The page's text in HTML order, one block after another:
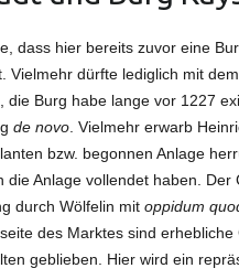
dass hier bereits zuvor eine
Vielmehr dürfte lediglich mit
die Burg habe lange vor 1227
de novo . Vielmehr erwarb
bzw. begonnen Anlage
die Anlage vollendet haben.
durch Wölfelin mitoppidum
des Marktes sind
geblieben. Hier wird ein